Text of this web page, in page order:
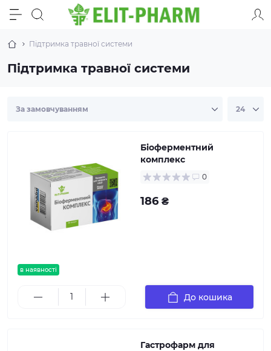
Підтримка травної системи
Підтримка травної системи
в наявності
Біоферментний
комплекс
0
186 ₴
До кошика
Гастрофарм для